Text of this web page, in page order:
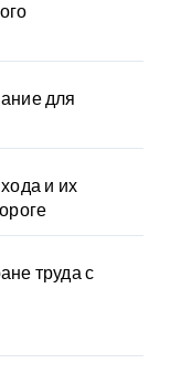
для
и их
труда с